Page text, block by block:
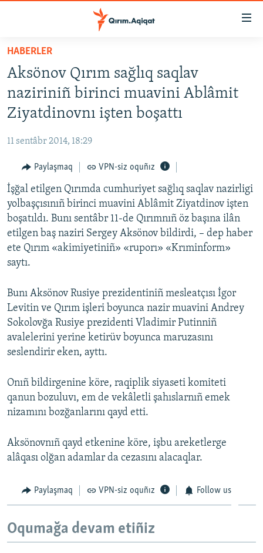
Esas
qaytmaq
Baş
navigatsiyağa
qaytmaq
Qıdıruvğa
HABERLER
İQTİSADİYAT
MEDENİYET
İNSAN AQLARI
VİDEO
SÜRET
BLOGLAR
FİKİR
Русский
Українською
QOŞULIÑIZ!
RFE/RS bütün saytları
HABERLER
Aksönov Qırım sağlıq saqlav
naziriniñ birinci muavini Ablâmit
Ziyatdinovnı işten boşattı
11 sentâbr 2014, 18:29
Paylaşmaq VPN-siz oquñız
İşğal etilgen Qırımda cumhuriyet sağlıq saqlav nazirligi
yolbaşçısınıñ birinci muavini Ablâmit Ziyatdinov işten
boşatıldı. Bunı sentâbr 11-de Qırımnıñ öz başına ilân
etilgen baş naziri Sergey Aksönov bildirdi, – dep haber
ete Qırım «akimiyetiniñ» «ruporı» «Krıminform»
saytı.
Bunı Aksönov Rusiye prezidentiniñ mesleatçısı İgor
Levitin ve Qırım işleri boyunca nazir muavini Andrey
Sokolovğa Rusiye prezidenti Vladimir Putinniñ
avalelerini yerine ketirüv boyunca maruzasını
seslendirir eken, ayttı.
Onıñ bildirgenine köre, raqiplik siyaseti komiteti
qanun bozuluvı, em de vekâletli şahıslarnıñ emek
nizamını bozğanlarını qayd etti.
Aksönovnıñ qayd etkenine köre, işbu areketlerge
alâqası olğan adamlar da cezasını alacaqlar.
Paylaşmaq VPN-siz oquñız Follow us
Oqumağa devam etiñiz